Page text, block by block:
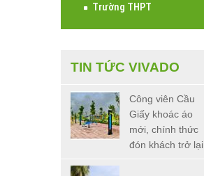
Trường THPT
TIN TỨC VIVADO
Công viên Cầu
Giấy khoác áo
mới, chính thức
đón khách trở lại